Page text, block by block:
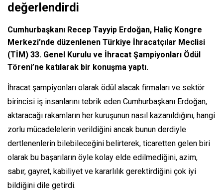
değerlendirdi
Cumhurbaşkanı Recep Tayyip Erdoğan, Haliç Kongre
Merkezi’nde düzenlenen Türkiye İhracatçılar Meclisi
(TİM) 33. Genel Kurulu ve İhracat Şampiyonları Ödül
Töreni’ne katılarak bir konuşma yaptı.
İhracat şampiyonları olarak ödül alacak firmaları ve sektör
birincisi iş insanlarını tebrik eden Cumhurbaşkanı Erdoğan,
aktaracağı rakamların her kuruşunun nasıl kazanıldığını, hangi
zorlu mücadelelerin verildiğini ancak bunun derdiyle
dertlenenlerin bilebileceğini belirterek, ticaretten gelen biri
olarak bu başarıların öyle kolay elde edilmediğini, azim,
sabır, gayret, kabiliyet ve kararlılık gerektirdiğini çok iyi
bildiğini dile getirdi.